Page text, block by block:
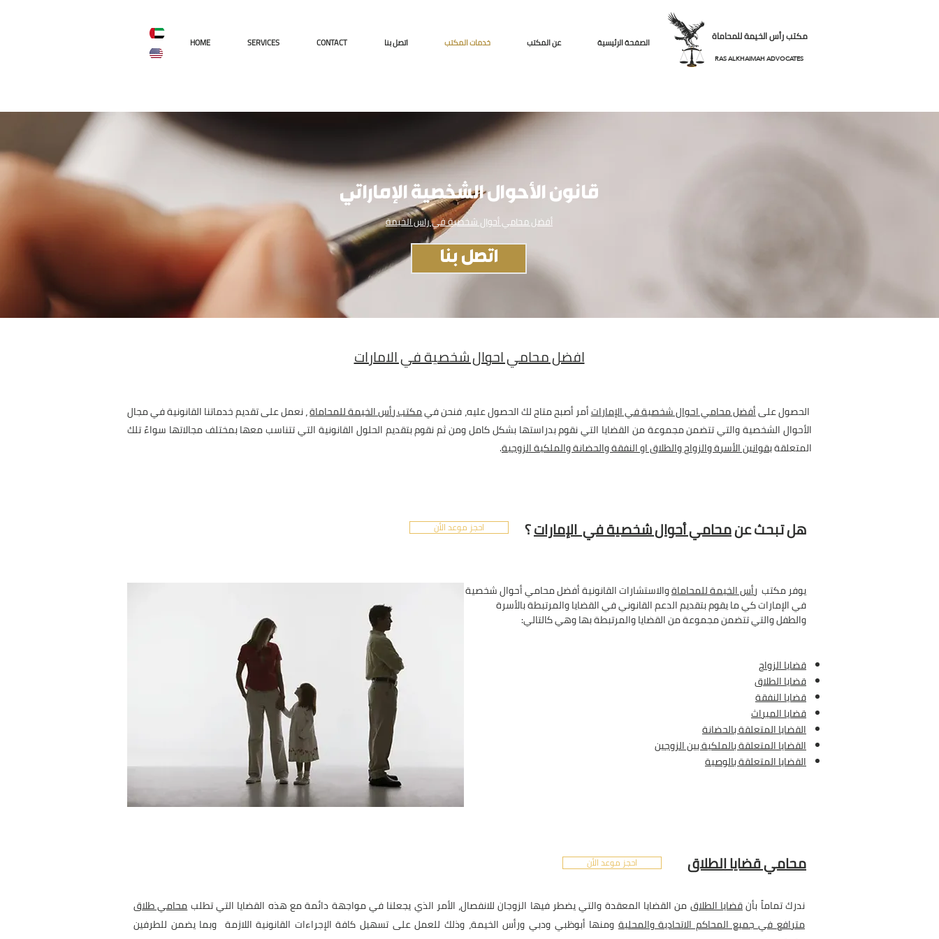
HOME SERVICES CONTACT اتصل بنا خدمات المكتب عن المكتب الصفحة الرئيسية مكتب رأس الخيمة للمحاماة
RAS ALKHAIMAH ADVOCATES
قانون الأحوال الشخصية الإماراتي
أفضل محامي أحوال شخصية في راس الخيمة
اتصل بنا
افضل محامي احوال شخصية في الامارات
الحصول علىأفضل محامي احوال شخصية في الإماراتأمر أصبح متاح لك الحصول عليه، فنحن فيمكتب رأس الخيمة للمحاماة، نعمل على تقديم خدماتنا القانونية في مجال
الأحوال الشخصية والتي تتضمن مجموعة من القضايا التي نقوم بدراستها بشكل كامل ومن ثم نقوم بتقديم الحلول القانونية التي تتناسب معها بمختلف مجالاتها سواءً تلك
المتعلقة بقوانين الأسرة والزواج والطلاق او النفقة والحضانة والملكية الزوجية.
احجز موعد الأن هل تبحث عنمحامي أحوال شخصية في الإمارات؟
يوفر مكتب رأس الخيمة للمحاماةوالاستشارات القانونية أفضل محامي أحوال شخصية
في الإمارات كي ما يقوم بتقديم الدعم القانوني في القضايا والمرتبطة بالأسرة
والطفل والتي تتضمن مجموعة من القضايا والمرتبطة بها وهي كالتالي:
قضايا الزواج
قضايا الطلاق
قضايا النفقة
قضايا الميراث
القضايا المتعلقة بالحضانة
القضايا المتعلقة بالملكية بين الزوجين
القضايا المتعلقة بالوصية
احجز موعد الأن محامي قضايا الطلاق
ندرك تماماً بأنقضايا الطلاقمن القضايا المعقدة والتي يضطر فيها الزوجان للانفصال، الأمر الذي يجعلنا في مواجهة دائمة مع هذه القضايا التي تطلبمحامي طلاق
مترافع في جميع المحاكم الاتحادية والمحليةومنها أبوظبي ودبي ورأس الخيمة، وذلك للعمل على تسهيل كافة الإجراءات القانونية اللازمة وبما يضمن للطرفين